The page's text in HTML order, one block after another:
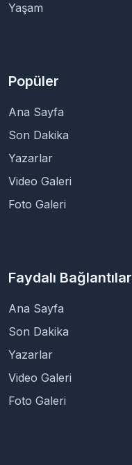
Yaşam
Popüler
Ana Sayfa
Son Dakika
Yazarlar
Video Galeri
Foto Galeri
Faydalı Bağlantılar
Ana Sayfa
Son Dakika
Yazarlar
Video Galeri
Foto Galeri